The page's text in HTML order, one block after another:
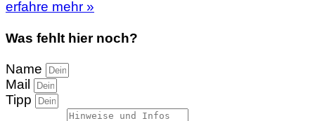
erfahre mehr »
Was fehlt hier noch?
Name
Mail
Tipp